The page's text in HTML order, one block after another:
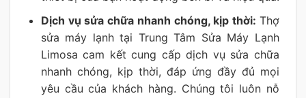
Dịch vụ sửa chữa nhanh chóng, kịp thời: Thợ
sửa máy lạnh tại Trung Tâm Sửa Máy Lạnh
Limosa cam kết cung cấp dịch vụ sửa chữa
nhanh chóng, kịp thời, đáp ứng đầy đủ mọi
yêu cầu của khách hàng. Chúng tôi luôn nỗ